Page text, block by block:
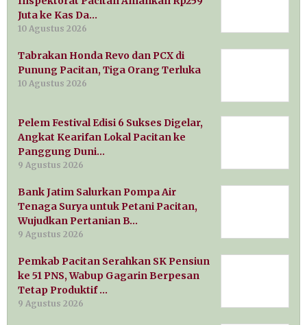
Juta ke Kas Da…
10 Agustus 2026
Tabrakan Honda Revo dan PCX di
Punung Pacitan, Tiga Orang Terluka
10 Agustus 2026
Pelem Festival Edisi 6 Sukses Digelar,
Angkat Kearifan Lokal Pacitan ke
Panggung Duni…
9 Agustus 2026
Bank Jatim Salurkan Pompa Air
Tenaga Surya untuk Petani Pacitan,
Wujudkan Pertanian B…
9 Agustus 2026
Pemkab Pacitan Serahkan SK Pensiun
ke 51 PNS, Wabup Gagarin Berpesan
Tetap Produktif …
9 Agustus 2026